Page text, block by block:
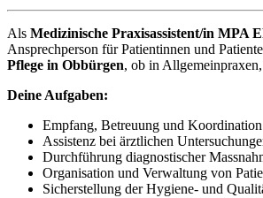
Als Medizinische Praxisassistent/in MPA
Ansprechperson für Patientinnen und
Pflege in Obbürgen, ob in
Deine Aufgaben:
Empfang, Betreuung und
Assistenz bei ärztlichen
Durchführung diagnostischer
Organisation und Verwaltung von
Sicherstellung der Hygiene- und